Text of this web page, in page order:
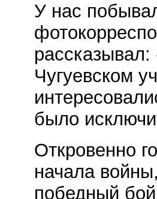
У нас
Чугуевском
было
Откровенно
начала
победный